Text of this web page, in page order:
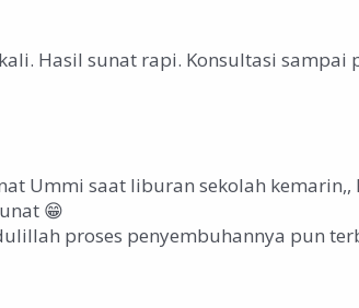
Hasil sunat rapi. Konsultasi
Ummi saat liburan sekolah
😁
proses penyembuhannya pun